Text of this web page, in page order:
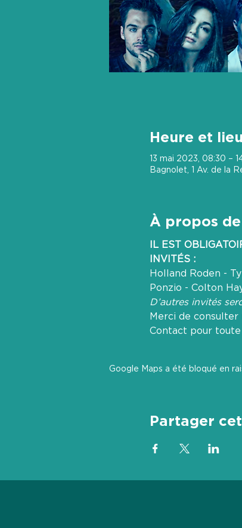
Heure et lieu
13 mai 2023, 08:30 –
Bagnolet, 1 Av. de la
À propos
IL EST
INVITÉS :
Holland Roden -
Ponzio - Colton
D’autres invités
Merci de
Contact pour
Google Maps a été bloqué en
Partager